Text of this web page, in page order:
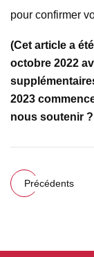
pour confirmer
(Cet article a
octobre 2022
2023
nous soutenir ?
Précédents